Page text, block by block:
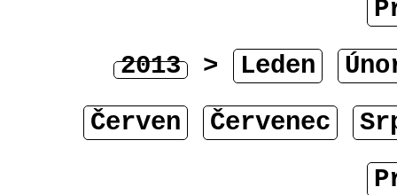
2013 > Leden
Červen
Červenec